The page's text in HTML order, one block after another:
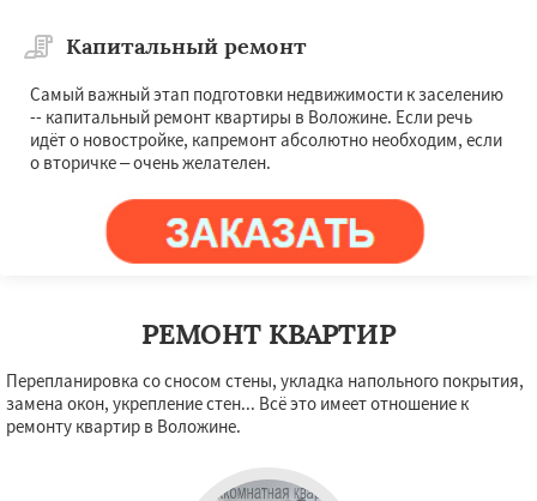
Капитальный ремонт
Самый важный этап подготовки недвижимости к заселению
-- капитальный ремонт квартиры в Воложине. Если речь
идёт о новостройке, капремонт абсолютно необходим, если
о вторичке – очень желателен.
РЕМОНТ КВАРТИР
Перепланировка со сносом стены, укладка напольного покрытия,
замена окон, укрепление стен... Всё это имеет отношение к
ремонту квартир в Воложине.